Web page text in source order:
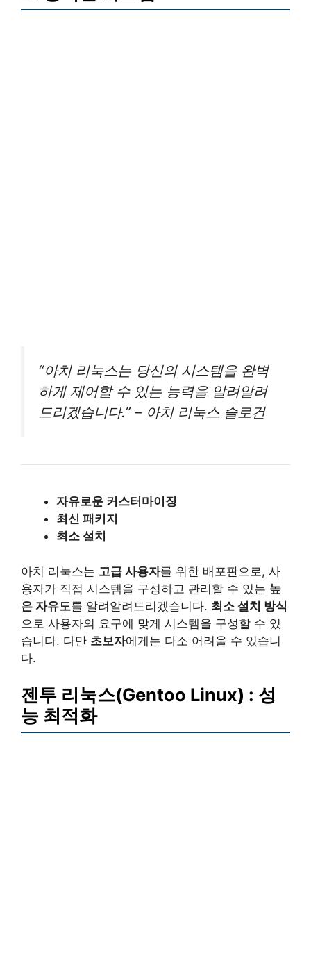
“아치 리눅스는 당신의 시스템을 완벽
하게 제어할 수 있는 능력을 알려알려
드리겠습니다.” – 아치 리눅스 슬로건
자유로운 커스터마이징
최신 패키지
최소 설치
아치 리눅스는 고급 사용자를 위한 배포판으로, 사
용자가 직접 시스템을 구성하고 관리할 수 있는 높
은 자유도를 알려알려드리겠습니다. 최소 설치 방식
으로 사용자의 요구에 맞게 시스템을 구성할 수 있
습니다. 다만 초보자에게는 다소 어려울 수 있습니
다.
젠투 리눅스(Gentoo Linux) : 성
능 최적화